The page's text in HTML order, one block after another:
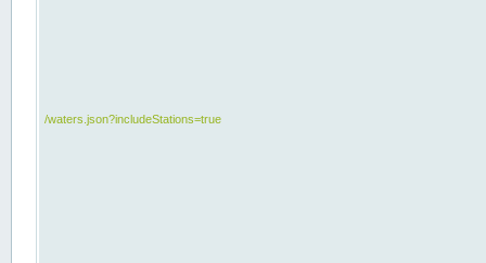
/waters.json?includeStations=true